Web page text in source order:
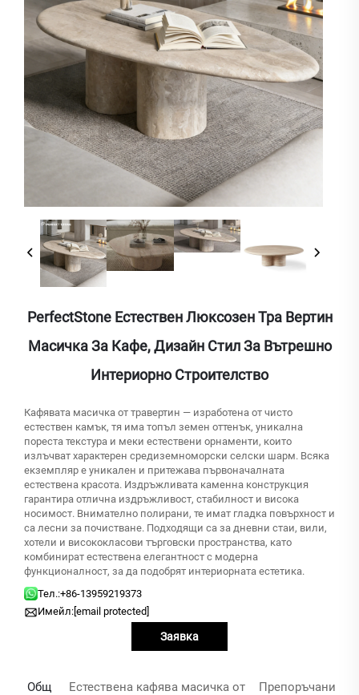
PerfectStone Естествен Люксозен Тра Вертин
Масичка За Кафе, Дизайн Стил За Вътрешно
Интериорно Строителство
Кафявата масичка от травертин — изработена от чисто
естествен камък, тя има топъл земен оттенък, уникална
пореста текстура и меки естествени орнаменти, които
излъчват характерен средиземноморски селски шарм. Всяка
екземпляр е уникален и притежава първоначалната
естествена красота. Издръжливата каменна конструкция
гарантира отлична издръжливост, стабилност и висока
носимост. Внимателно полирани, те имат гладка повърхност и
са лесни за почистване. Подходящи са за дневни стаи, вили,
хотели и висококласови търговски пространства, като
комбинират естествена елегантност с модерна
функционалност, за да подобрят интериорната естетика.
Тел.:+86-13959219373
Имейл:[email protected]
Заявка
Общ Естествена кафява масичка от Препоръчани